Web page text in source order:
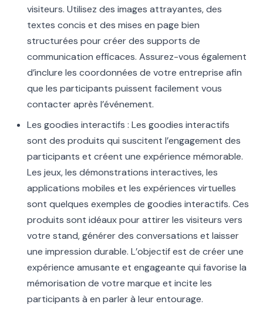
visiteurs. Utilisez des images attrayantes, des
textes concis et des mises en page bien
structurées pour créer des supports de
communication efficaces. Assurez-vous également
d’inclure les coordonnées de votre entreprise afin
que les participants puissent facilement vous
contacter après l’événement.
Les goodies interactifs : Les goodies interactifs
sont des produits qui suscitent l’engagement des
participants et créent une expérience mémorable.
Les jeux, les démonstrations interactives, les
applications mobiles et les expériences virtuelles
sont quelques exemples de goodies interactifs. Ces
produits sont idéaux pour attirer les visiteurs vers
votre stand, générer des conversations et laisser
une impression durable. L’objectif est de créer une
expérience amusante et engageante qui favorise la
mémorisation de votre marque et incite les
participants à en parler à leur entourage.